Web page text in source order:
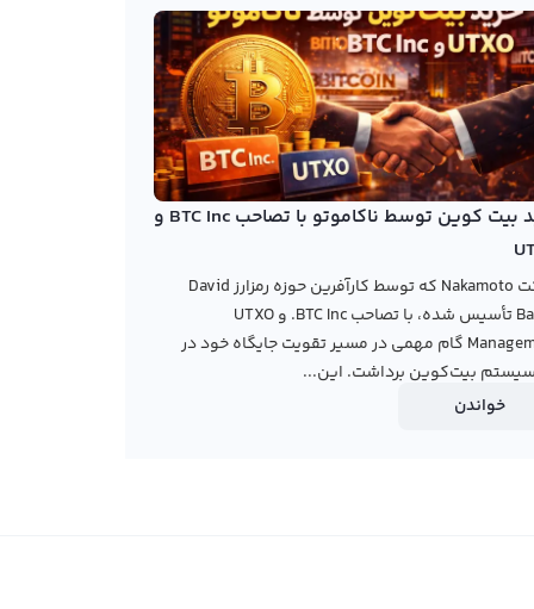
خرید بیت کوین توسط ناکاموتو با تصاحب BTC Inc و
شرکت Nakamoto که توسط کارآفرین حوزه رمزارز David
Bailey تأسیس شده، با تصاحب BTC Inc. و UTXO
Management گام مهمی در مسیر تقویت جایگاه خود در
بیت‌کوین برداشت. این...
خواندن